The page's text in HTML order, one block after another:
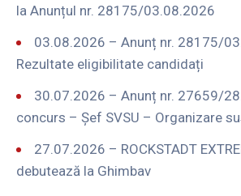
la Anunțul nr. 28175/03.08.2026
03.08.2026 – Anunț nr. 28175/
Rezultate eligibilitate candidați
30.07.2026 – Anunț nr. 27659/
concurs – Șef SVSU – Organizare
27.07.2026 – ROCKSTADT
debutează la Ghimbav